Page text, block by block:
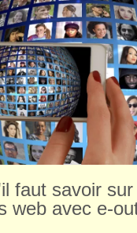
faut savoir
web avec e-